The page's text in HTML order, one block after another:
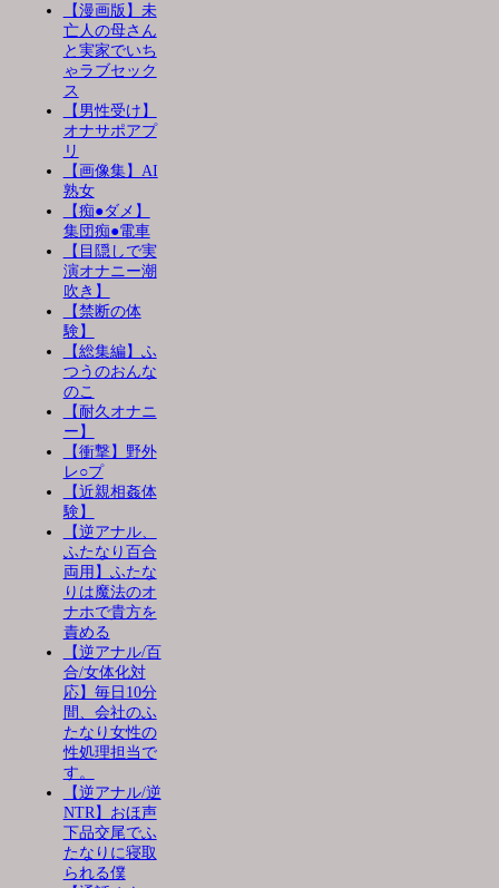
【漫画版】未
亡人の母さん
と実家でいち
ゃラブセック
ス
【男性受け】
オナサポアプ
リ
【画像集】AI
熟女
【痴●ダメ】
集団痴●電車
【目隠しで実
演オナニー潮
吹き】
【禁断の体
験】
【総集編】ふ
つうのおんな
のこ
【耐久オナニ
ー】
【衝撃】野外
レ○プ
【近親相姦体
験】
【逆アナル、
ふたなり百合
両用】ふたな
りは魔法のオ
ナホで貴方を
責める
【逆アナル/百
合/女体化対
応】毎日10分
間、会社のふ
たなり女性の
性処理担当で
す。
【逆アナル/逆
NTR】おほ声
下品交尾でふ
たなりに寝取
られる僕